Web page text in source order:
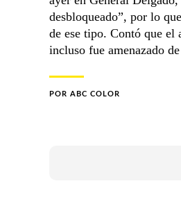
desbloqueado”, por lo
de ese tipo. Contó que
incluso fue amenazado
POR ABC COLOR